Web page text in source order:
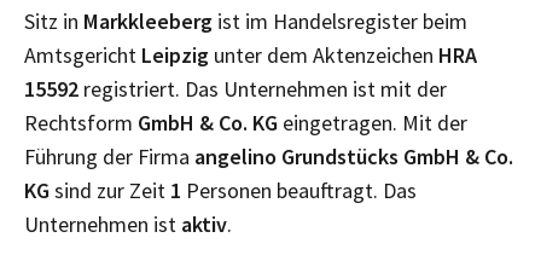
Sitz in Markkleeberg ist im Handelsregister beim
Amtsgericht Leipzig unter dem Aktenzeichen HRA
15592 registriert. Das Unternehmen ist mit der
Rechtsform GmbH & Co. KG eingetragen. Mit der
Führung der Firma angelino Grundstücks GmbH & Co.
KGsind zur Zeit 1 Personen beauftragt. Das
Unternehmen ist aktiv.